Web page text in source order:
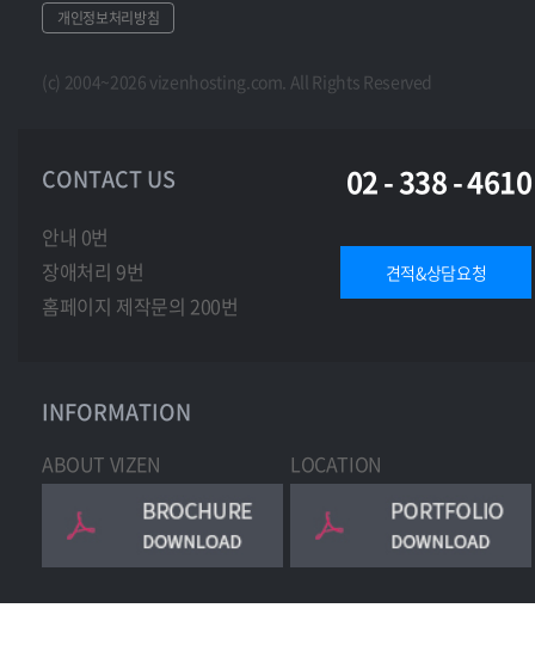
개인정보처리방침
(c) 2004~2026 vizenhosting.com. All Rights Reserved
CONTACT US 02 - 338 - 4610
안내 0번
장애처리 9번
홈페이지 제작문의 200번
견적&상담요청
INFORMATION
ABOUT VIZEN LOCATION